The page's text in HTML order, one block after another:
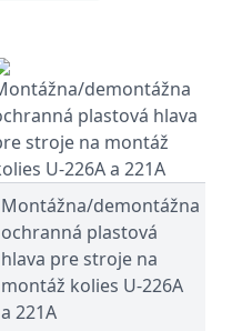
Montážna/demontážna
ochranná plastová
hlava pre stroje na
montáž kolies U-226A
a 221A